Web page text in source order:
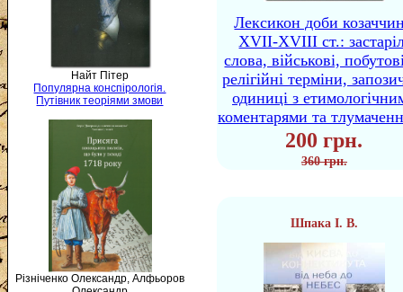
Найт Пітер
Популярна конспірологія.
Путівник теоріями змови
Різніченко Олександр, Алфьоров
Лексикон доби
XVII-XVIII ст.:
слова, військові,
релігійні терміни,
одиниці з
коментарями та
200 грн.
360 грн.
Шпака І. В.